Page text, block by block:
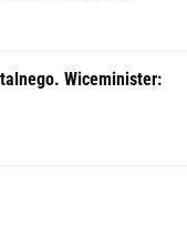
Wiceminister: